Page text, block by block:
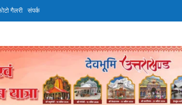
गैलरी संपर्क